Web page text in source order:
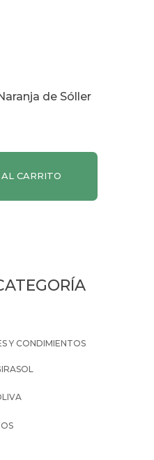
de Sóller
CARRITO
Y CONDIMIENTOS